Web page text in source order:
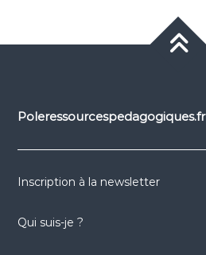
Poleressourcespedagogiques.fr
Inscription à la newsletter
Qui suis-je ?